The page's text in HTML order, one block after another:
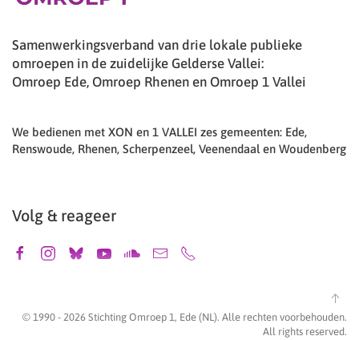
Samenwerkingsverband van drie lokale publieke
omroepen in de zuidelijke Gelderse Vallei:
Omroep Ede, Omroep Rhenen en Omroep 1 Vallei
We bedienen met XON en 1 VALLEI zes gemeenten: Ede,
Renswoude, Rhenen, Scherpenzeel, Veenendaal en Woudenberg
Volg & reageer
© 1990 - 2026 Stichting Omroep 1, Ede (NL). Alle rechten voorbehouden.
All rights reserved.